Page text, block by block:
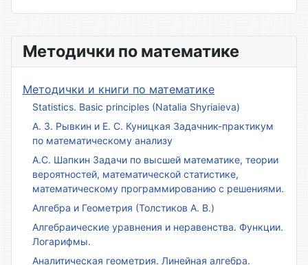
Методички по математике
Методички и книги по математике
Statistics. Basic principles (Natalia Shyriaieva)
А. З. Рывкин и Е. С. Куницкая Задачник-практикум
по математическому анализу
А.С. Шапкин Задачи по высшей математике, теории
вероятностей, математической статистике,
математическому программированию с решениями.
Алгебра и Геометрия (Толстиков А. В.)
Алгебраические уравнения и неравенства. Функции.
Логарифмы.
Аналитическая геометрия. Линейная алгебра.